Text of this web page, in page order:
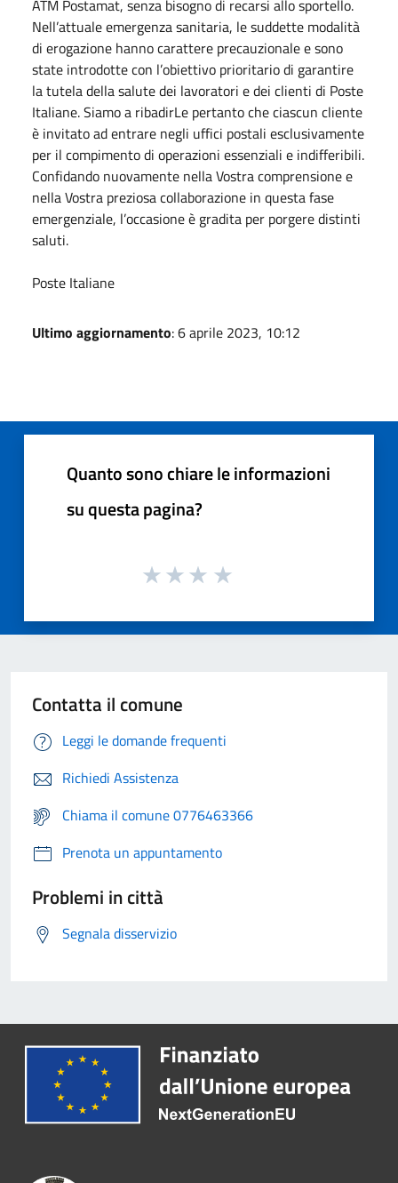
ATM Postamat, senza bisogno di recarsi allo sportello.
Nell’attuale emergenza sanitaria, le suddette modalità
di erogazione hanno carattere precauzionale e sono
state introdotte con l’obiettivo prioritario di garantire
la tutela della salute dei lavoratori e dei clienti di Poste
Italiane. Siamo a ribadirLe pertanto che ciascun cliente
è invitato ad entrare negli uffici postali esclusivamente
per il compimento di operazioni essenziali e indifferibili.
Confidando nuovamente nella Vostra comprensione e
nella Vostra preziosa collaborazione in questa fase
emergenziale, l’occasione è gradita per porgere distinti
saluti.
Poste Italiane
Ultimo aggiornamento: 6 aprile 2023, 10:12
Quanto sono chiare le informazioni
su questa pagina?
Contatta il comune
Leggi le domande frequenti
Richiedi Assistenza
Chiama il comune 0776463366
Prenota un appuntamento
Problemi in città
Segnala disservizio